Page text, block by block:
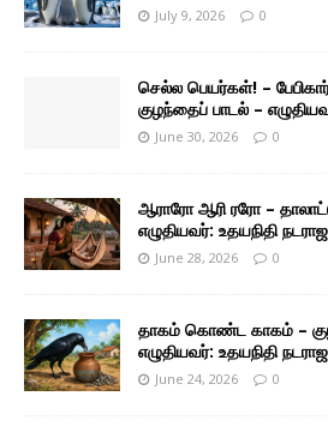
July 9, 2026 0
செல்ல பெயர்கள்! –
குழந்தைப் பாடல் –
June 30, 2026 0
ஆராரோ ஆரி ரரோ –
எழுதியவர்: உதயநிதி
June 28, 2026 0
தாகம் கொண்ட காகம் –
எழுதியவர்: உதயநிதி
June 24, 2026 0